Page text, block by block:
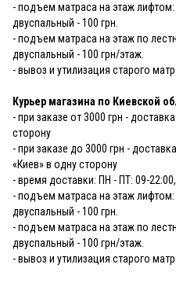
- подъем матраса на этаж
двуспальный - 100 грн.
- подъем матраса на этаж по
двуспальный - 100 грн/этаж.
- вывоз и утилизация старого
Курьер магазина по Киевской
- при заказе от 3000 грн -
сторону
- при заказе до 3000 грн -
«Киев» в одну сторону
- время доставки: ПН - ПТ: 09-
- подъем матраса на этаж
двуспальный - 100 грн.
- подъем матраса на этаж по
двуспальный - 100 грн/этаж.
- вывоз и утилизация старого